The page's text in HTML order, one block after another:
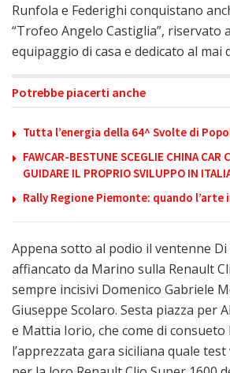
Runfola e Federighi conquistano
“Trofeo Angelo Castiglia”, riservato
equipaggio di casa e dedicato al mai
Potrebbe piacerti anche
Tutta l’energia della 64^ Svolte di
FAWCAR-BESTUNE SCEGLIE CHINA CAR
GUIDARE IL PROPRIO SVILUPPO IN
Rally Regione Piemonte: quando
Appena sotto al podio il ventenne Di
affiancato da Marino sulla Renault
sempre incisivi Domenico Gabriele
Giuseppe Scolaro. Sesta piazza per
e Mattia Iorio, che come di
l’apprezzata gara siciliana quale